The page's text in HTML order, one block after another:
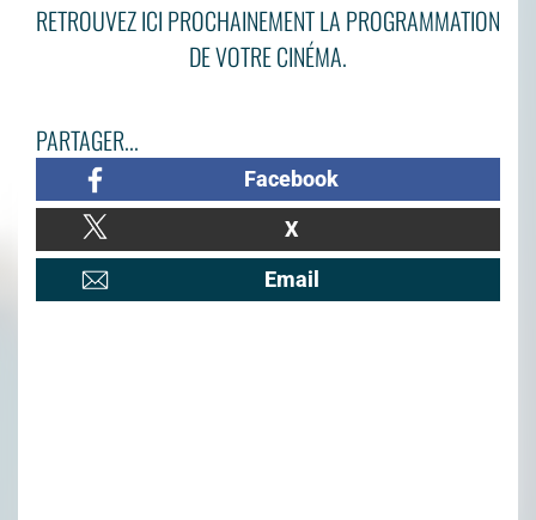
RETROUVEZ ICI PROCHAINEMENT LA PROGRAMMATION
DE VOTRE CINÉMA.
PARTAGER...
Facebook
X
Email